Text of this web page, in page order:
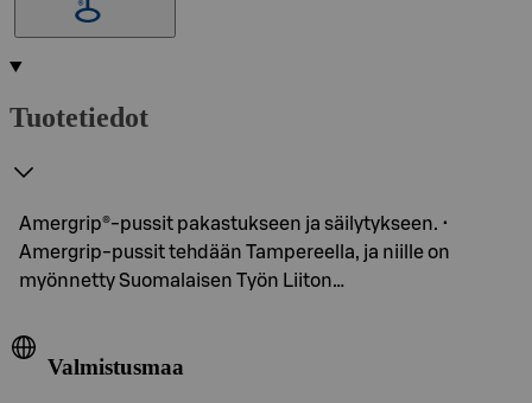
Tuotetiedot
Amergrip®-pussit pakastukseen ja säilytykseen. •
Amergrip-pussit tehdään Tampereella, ja niille on
myönnetty Suomalaisen Työn Liiton…
Valmistusmaa